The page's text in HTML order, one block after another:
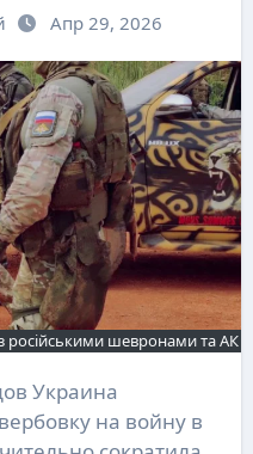
Апр 29, 2026
російськими шевронами та АК
на войну в